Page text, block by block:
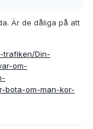
Är de dåliga på att
trafiken/Din-
om-
bota-om-man-kor-